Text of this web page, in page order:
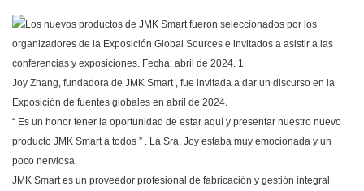
Joy Zhang, fundadora de JMK Smart, fue invitada a dar un discurso en la
Exposición de fuentes globales en abril de 2024.
“ Es un honor tener la oportunidad de estar aquí y presentar nuestro nuevo
producto JMK Smarta todos ” . La Sra. Joy estaba muy emocionada y un
poco nerviosa.
JMK Smart es un proveedor profesional de fabricación y gestión integral